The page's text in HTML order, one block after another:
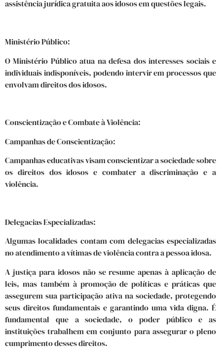
assistência jurídica gratuita aos idosos em questões legais.
Ministério Público:
O Ministério Público atua na defesa dos interesses sociais e
individuais indisponíveis, podendo intervir em processos que
envolvam direitos dos idosos.
Conscientização e Combate à Violência:
Campanhas de Conscientização:
Campanhas educativas visam conscientizar a sociedade sobre
os direitos dos idosos e combater a discriminação e a
violência.
Delegacias Especializadas:
Algumas localidades contam com delegacias especializadas
no atendimento a vítimas de violência contra a pessoa idosa.
A justiça para idosos não se resume apenas à aplicação de
leis, mas também à promoção de políticas e práticas que
assegurem sua participação ativa na sociedade, protegendo
seus direitos fundamentais e garantindo uma vida digna. É
fundamental que a sociedade, o poder público e as
instituições trabalhem em conjunto para assegurar o pleno
cumprimento desses direitos.